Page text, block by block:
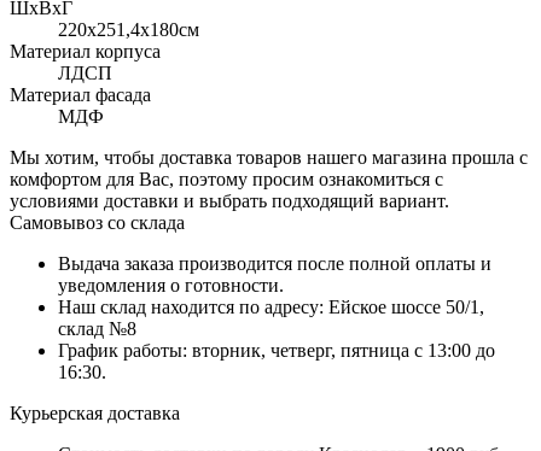
ШхВхГ
220x251,4х180см
Материал корпуса
ЛДСП
Материал фасада
МДФ
Мы хотим, чтобы доставка товаров нашего магазина прошла с
комфортом для Вас, поэтому просим ознакомиться с
условиями доставки и выбрать подходящий вариант.
Самовывоз со склада
Выдача заказа производится после полной оплаты и
уведомления о готовности.
Наш склад находится по адресу: Ейское шоссе 50/1,
склад №8
График работы: вторник, четверг, пятница с 13:00 до
16:30.
Курьерская доставка